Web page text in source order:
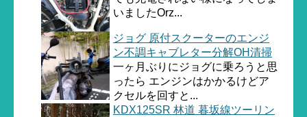
いましたOrz...
ジョグ 原付スクーターのエンジ
ン不調キャブレター分解OH清掃
一ヶ月ぶりにジョグに乗ろうと思
ったら エンジンはかかるけどア
クセルを回すと...
KDX125SR 林道 暮坂線ツーリン